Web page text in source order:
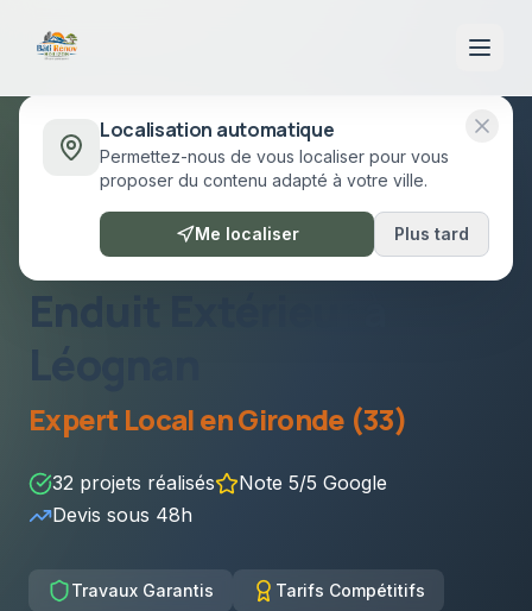
Accueil Prestations/Enduit Extérieur Léognan
Gironde (33)
Enduit Extérieur
Expert Local enGironde (33)
32 projets réalisés
Note 5/5 Google
Devis sous 48h
Travaux Garantis Tarifs Compétitifs
Localisation automatique
Permettez-nous de vous localiser pour vous
proposer du contenu adapté à votre ville.
Me localiser Plus tard